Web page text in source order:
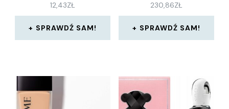
12,43ZŁ
SPRAWDŹ SAM!
230,86ZŁ
SPRAWDŹ SAM!